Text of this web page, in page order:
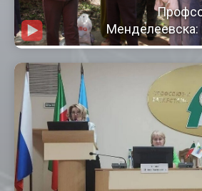
Менделеевска: